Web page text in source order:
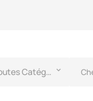
Toutes Catégories keyboard_arrow_down